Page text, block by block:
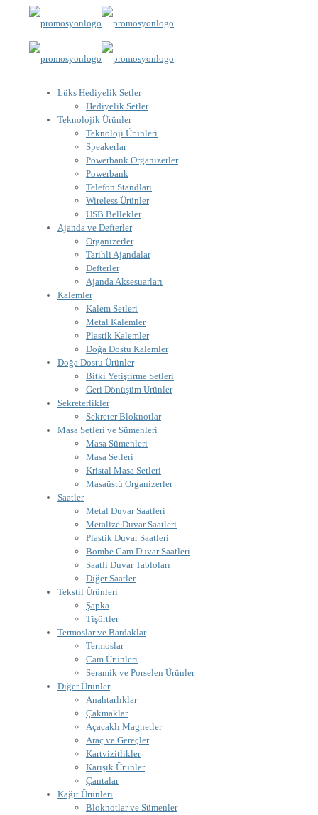
Lüks Hediyelik Setler
Hediyelik Setler
Teknolojik Ürünler
Teknoloji Ürünleri
Speakerlar
Powerbank Organizerler
Powerbank
Telefon Standları
Wireless Ürünler
USB Bellekler
Ajanda ve Defterler
Organizerler
Tarihli Ajandalar
Defterler
Ajanda Aksesuarları
Kalemler
Kalem Setleri
Metal Kalemler
Plastik Kalemler
Doğa Dostu Kalemler
Doğa Dostu Ürünler
Bitki Yetiştirme Setleri
Geri Dönüşüm Ürünler
Sekreterlikler
Sekreter Bloknotlar
Masa Setleri ve Sümenleri
Masa Sümenleri
Masa Setleri
Kristal Masa Setleri
Masaüstü Organizerler
Saatler
Metal Duvar Saatleri
Metalize Duvar Saatleri
Plastik Duvar Saatleri
Bombe Cam Duvar Saatleri
Saatli Duvar Tabloları
Diğer Saatler
Tekstil Ürünleri
Şapka
Tişörtler
Termoslar ve Bardaklar
Termoslar
Cam Ürünleri
Seramik ve Porselen Ürünler
Diğer Ürünler
Anahtarlıklar
Çakmaklar
Açacaklı Magnetler
Araç ve Gereçler
Kartvizitlikler
Karışık Ürünler
Çantalar
Kağıt Ürünleri
Bloknotlar ve Sümenler